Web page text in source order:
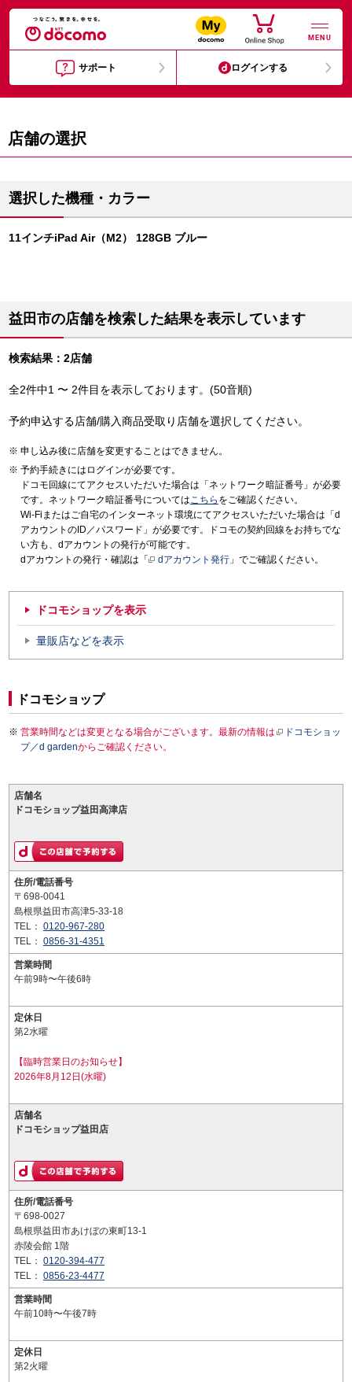
MENU
サポート ログインする
店舗の選択
選択した機種・カラー
11インチiPad Air（M2） 128GB ブルー
益田市の店舗を検索した結果を表示しています
検索結果：2店舗
全2件中1 〜 2件目を表示しております。(50音順)
予約申込する店舗/購入商品受取り店舗を選択してください。
申し込み後に店舗を変更することはできません。
予約手続きにはログインが必要です。
ドコモ回線にてアクセスいただいた場合は「ネットワーク暗証番号」が必要
です。ネットワーク暗証番号についてはこちら をご確認ください。
Wi-Fiまたはご自宅のインターネット環境にてアクセスいただいた場合は「d
アカウントのID／パスワード」が必要です。ドコモの契約回線をお持ちでな
い方も、dアカウントの発行が可能です。
dアカウントの発行・確認は「
dアカウント発行 」でご確認ください。
ドコモショップを表示
量販店などを表示
ドコモショップ
営業時間などは変更となる場合がございます。最新の情報は
ドコモショッ
プ／d gardenからご確認ください。
店舗名
ドコモショップ益田高津店
住所/電話番号
〒698-0041
島根県益田市高津5-33-18
TEL： 0120-967-280
TEL： 0856-31-4351
営業時間
午前9時〜午後6時
定休日
第2水曜
【臨時営業日のお知らせ】
2026年8月12日(水曜)
店舗名
ドコモショップ益田店
住所/電話番号
〒698-0027
島根県益田市あけぼの東町13-1
赤陵会館 1階
TEL： 0120-394-477
TEL： 0856-23-4477
営業時間
午前10時〜午後7時
定休日
第2火曜